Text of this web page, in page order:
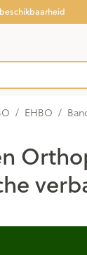
/ EHBO /